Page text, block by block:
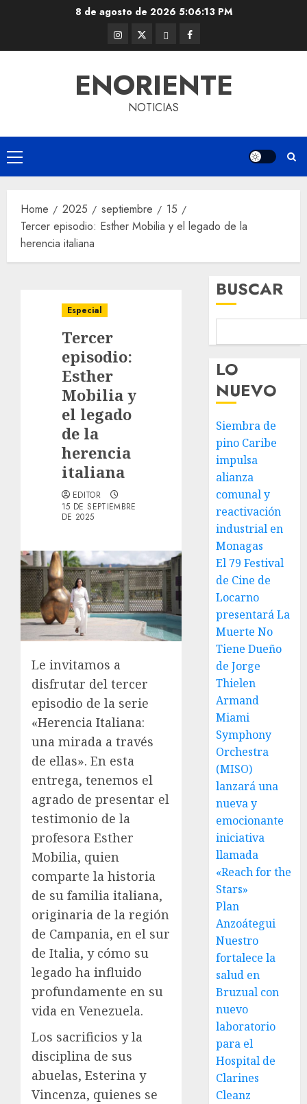
8 de agosto de 2026 5:06:14 PM
Instagram
@EnOriente
Twitter
(X)
ThreadsFacebook
ENORIENTE
NOTICIAS
Primary
Menu
Home 2025 septiembre
15
Tercer episodio: Esther Mobilia y el legado de la
herencia italiana
Especial
Tercer
episodio:
Esther
Mobilia y
el legado
de la
herencia
italiana
EDITOR
15 DE SEPTIEMBRE
DE 2025
Le invitamos a
disfrutar del tercer
episodio de la serie
«Herencia Italiana:
una mirada a través
de ellas». En esta
entrega, tenemos el
agrado de presentar el
testimonio de la
profesora Esther
Mobilia, quien
comparte la historia
de su familia italiana,
originaria de la región
de Campania, en el sur
de Italia, y cómo su
legado ha influido
profundamente en su
vida en Venezuela.
Los sacrificios y la
disciplina de sus
abuelas, Esterina y
Vincenza, quienes se
BUSCAR
LO
NUEVO
Siembra de
pino Caribe
impulsa
alianza
comunal y
reactivación
industrial en
Monagas
El 79 Festival
de Cine de
Locarno
presentará La
Muerte No
Tiene Dueño
de Jorge
Thielen
Armand
Miami
Symphony
Orchestra
(MISO)
lanzará una
nueva y
emocionante
iniciativa
llamada
«Reach for the
Stars»
Plan
Anzoátegui
Nuestro
fortalece la
salud en
Bruzual con
nuevo
laboratorio
para el
Hospital de
Clarines
Cleanz